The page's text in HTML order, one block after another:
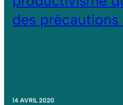
des précautions
14 AVRIL 2020